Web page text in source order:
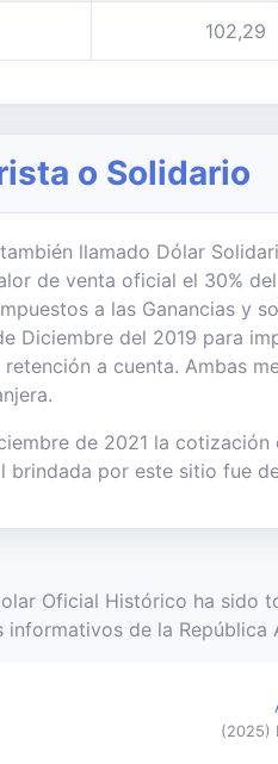
102,29
o Solidario
llamado Dólar
de venta oficial el 30%
a las Ganancias y
Diciembre del 2019 para
a cuenta. Ambas
de 2021 la
brindada por este sitio fue
Oficial Histórico ha sido
informativos de la República
(2025)